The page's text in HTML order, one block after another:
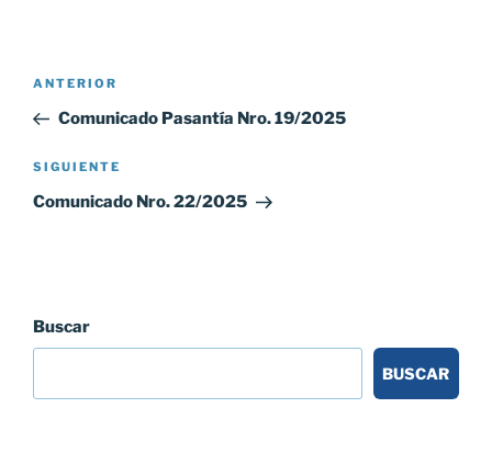
Navegación
entradas
Entrada
anterior:
ANTERIOR
Comunicado Pasantía Nro. 19/2025
Siguiente
entrada
SIGUIENTE
Comunicado Nro. 22/2025
Buscar
BUSCAR